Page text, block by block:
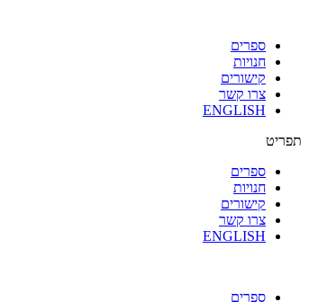
ספרים
חנויות
קישורים
צרו קשר
ENGLISH
תפריט
ספרים
חנויות
קישורים
צרו קשר
ENGLISH
ספרים